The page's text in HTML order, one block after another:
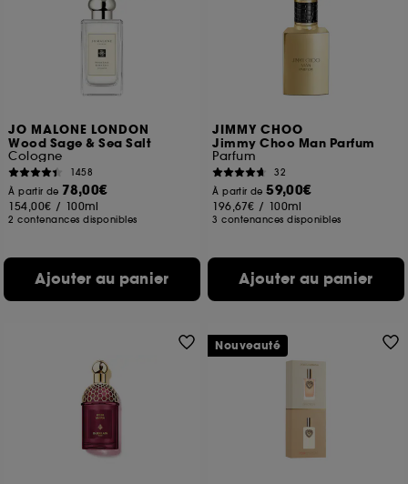
JO MALONE LONDON
Wood Sage & Sea Salt
Cologne
1458
À partir de 78,00€
154,00€ / 100ml
2 contenances disponibles
Ajouter au panier
JIMMY CHOO
Jimmy Choo Man Parfum
Parfum
32
À partir de59,00€
196,67€ / 100ml
3 contenances disponibles
Ajouter au panier
Nouveauté